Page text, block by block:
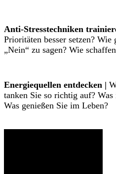
Anti-Stresstechniken
Prioritäten besser setzen?
„Nein“ zu sagen? Wie
Energiequellen entdecken |
tanken Sie so richtig auf?
Was genießen Sie im Leben?